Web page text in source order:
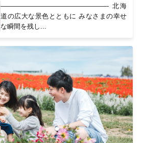
————————————————- 北海
道の広大な景色とともに みなさまの幸せ
な瞬間を残し...